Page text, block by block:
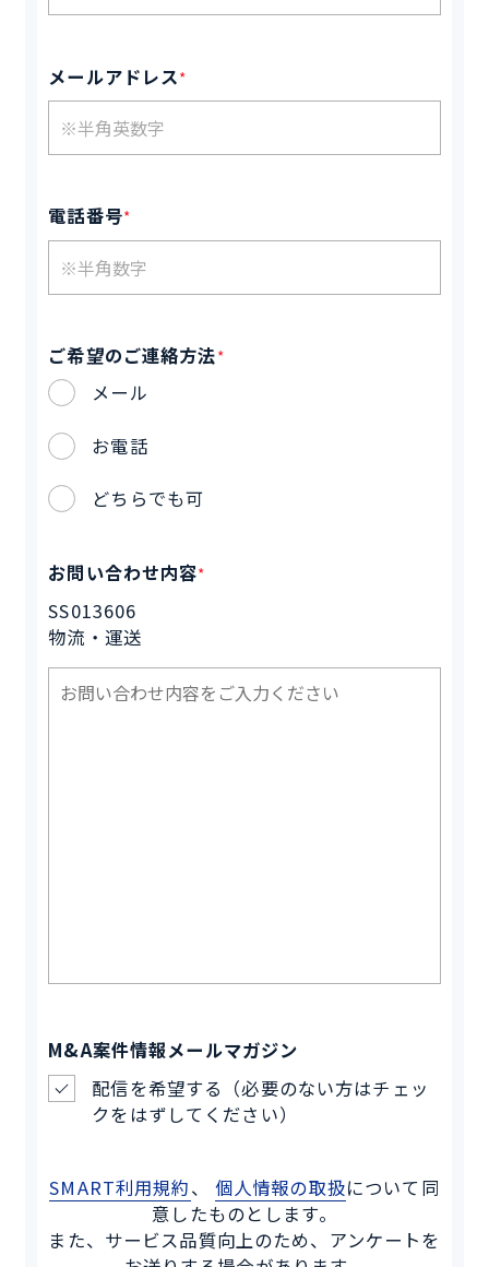
メールアドレス*
電話番号*
ご希望のご連絡方法*
メール
お電話
どちらでも可
お問い合わせ内容*
SS013606
物流・運送
M&A案件情報メールマガジン
配信を希望する（必要のない方はチェッ
クをはずしてください）
SMART利用規約、 個人情報の取扱について同
意したものとします。
また、サービス品質向上のため、アンケートを